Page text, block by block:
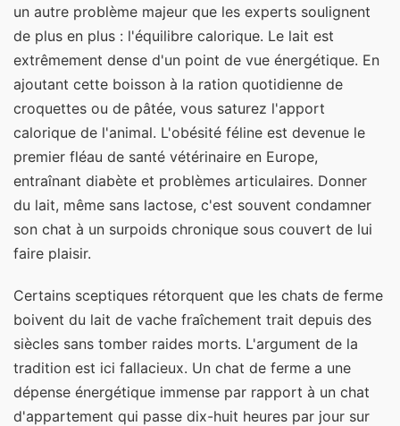
un autre problème majeur que les experts soulignent
de plus en plus : l'équilibre calorique. Le lait est
extrêmement dense d'un point de vue énergétique. En
ajoutant cette boisson à la ration quotidienne de
croquettes ou de pâtée, vous saturez l'apport
calorique de l'animal. L'obésité féline est devenue le
premier fléau de santé vétérinaire en Europe,
entraînant diabète et problèmes articulaires. Donner
du lait, même sans lactose, c'est souvent condamner
son chat à un surpoids chronique sous couvert de lui
faire plaisir.
Certains sceptiques rétorquent que les chats de ferme
boivent du lait de vache fraîchement trait depuis des
siècles sans tomber raides morts. L'argument de la
tradition est ici fallacieux. Un chat de ferme a une
dépense énergétique immense par rapport à un chat
d'appartement qui passe dix-huit heures par jour sur